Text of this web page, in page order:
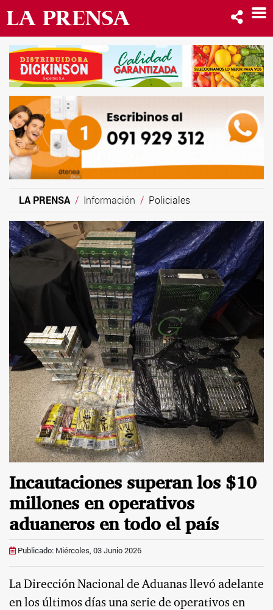
LA PRENSA Información Policiales
Incautaciones superan los $10
millones en operativos
aduaneros en todo el país
Publicado: Miércoles, 03 Junio 2026
La Dirección Nacional de Aduanas llevó adelante
en los últimos días una serie de operativos en